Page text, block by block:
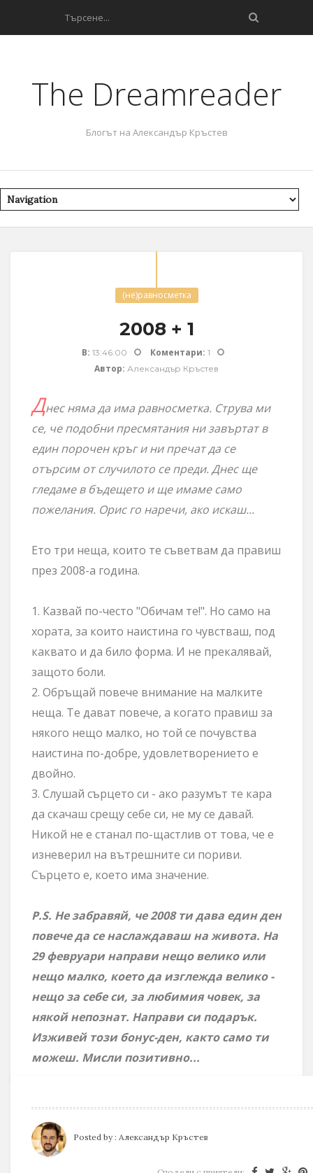
The Dreamreader
Блогът на Александър Кръстев
(не)равносметка
2008 + 1
В: 13:46:00 Коментари: 1
Автор: Александър Кръстев
Днес няма да има равносметка. Струва ми
се, че подобни пресмятания ни завъртат в
един порочен кръг и ни пречат да се
отърсим от случилото се преди. Днес ще
гледаме в бъдещето и ще имаме само
пожелания. Орис го наречи, ако искаш...
Ето три неща, които те съветвам да правиш
през 2008-а година.
1. Казвай по-често "Обичам те!". Но само на
хората, за които наистина го чувстваш, под
каквато и да било форма. И не прекалявай,
защото боли.
2. Обръщай повече внимание на малките
неща. Те дават повече, а когато правиш за
някого нещо малко, но той се почувства
наистина по-добре, удовлетворението е
двойно.
3. Слушай сърцето си - ако разумът те кара
да скачаш срещу себе си, не му се давай.
Никой не е станал по-щастлив от това, че е
изневерил на вътрешните си пориви.
Сърцето е, което има значение.
P.S. Не забравяй, че 2008 ти дава един ден
повече да се наслаждаваш на живота. На
29 февруари направи нещо велико или
нещо малко, което да изглежда велико -
нещо за себе си, за любимия човек, за
някой непознат. Направи си подарък.
Изживей този бонус-ден, както само ти
можеш. Мисли позитивно...
Posted by : Александър Кръстев